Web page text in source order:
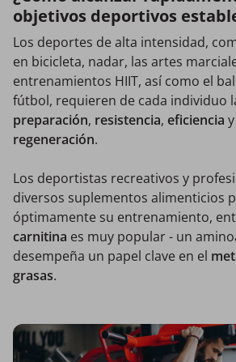
objetivos deportivos
Los deportes de alta intensidad,
en bicicleta, nadar, las artes
entrenamientos HIIT, así como el
fútbol, requieren de cada individuo
preparación, resistencia, eficiencia
regeneración.
Los deportistas recreativos y
diversos suplementos alimenticios
óptimamente su entrenamiento,
carnitina es muy popular - un
desempeña un papel clave en el
grasas.